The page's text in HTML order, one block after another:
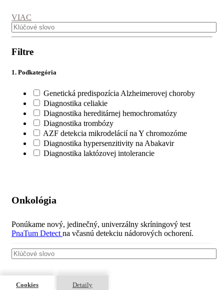
VIAC
Filtre
1. Podkategória
Genetická predispozícia Alzheimerovej choroby
Diagnostika celiakie
Diagnostika hereditárnej hemochromatózy
Diagnostika trombózy
AZF detekcia mikrodelácií na Y chromozóme
Diagnostika hypersenzitivity na Abakavir
Diagnostika laktózovej intolerancie
Onkológia
Ponúkame nový, jedinečný, univerzálny skríningový test
PnaTum Detect na včasnú detekciu nádorových ochorení.
Cookies Detaily